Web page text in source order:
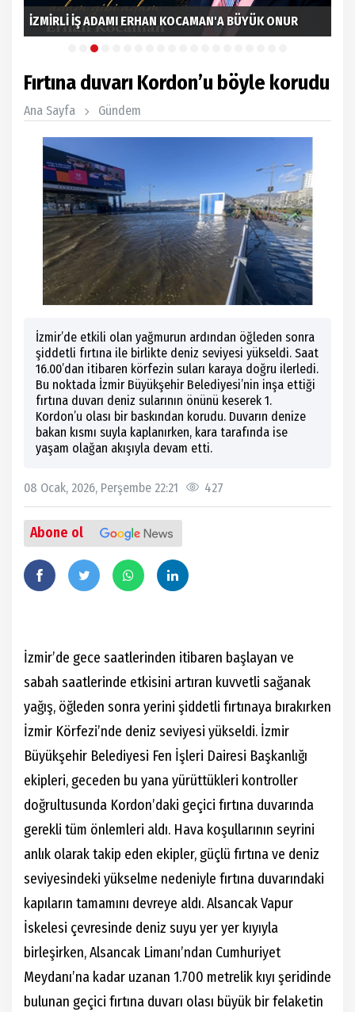
İZMİRLİ İŞ ADAMI ERHAN KOCAMAN'A BÜYÜK ONUR
Fırtına duvarı Kordon’u böyle korudu
Ana Sayfa Gündem
İzmir’de etkili olan yağmurun ardından öğleden sonra
şiddetli fırtına ile birlikte deniz seviyesi yükseldi. Saat
16.00’dan itibaren körfezin suları karaya doğru ilerledi.
Bu noktada İzmir Büyükşehir Belediyesi’nin inşa ettiği
fırtına duvarı deniz sularının önünü keserek 1.
Kordon’u olası bir baskından korudu. Duvarın denize
bakan kısmı suyla kaplanırken, kara tarafında ise
yaşam olağan akışıyla devam etti.
08 Ocak, 2026, Perşembe 22:21 427
Abone ol
İzmir’de gece saatlerinden itibaren başlayan ve
sabah saatlerinde etkisini artıran kuvvetli sağanak
yağış, öğleden sonra yerini şiddetli fırtınaya bırakırken
İzmir Körfezi’nde deniz seviyesi yükseldi. İzmir
Büyükşehir Belediyesi Fen İşleri Dairesi Başkanlığı
ekipleri, geceden bu yana yürüttükleri kontroller
doğrultusunda Kordon’daki geçici fırtına duvarında
gerekli tüm önlemleri aldı. Hava koşullarının seyrini
anlık olarak takip eden ekipler, güçlü fırtına ve deniz
seviyesindeki yükselme nedeniyle fırtına duvarındaki
kapıların tamamını devreye aldı. Alsancak Vapur
İskelesi çevresinde deniz suyu yer yer kıyıyla
birleşirken, Alsancak Limanı’ndan Cumhuriyet
Meydanı’na kadar uzanan 1.700 metrelik kıyı şeridinde
bulunan geçici fırtına duvarı olası büyük bir felaketin